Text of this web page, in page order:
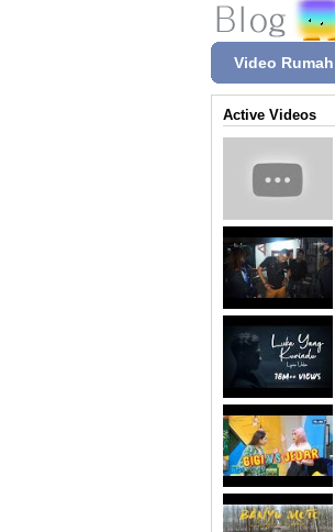
Video Rumah
Active Videos